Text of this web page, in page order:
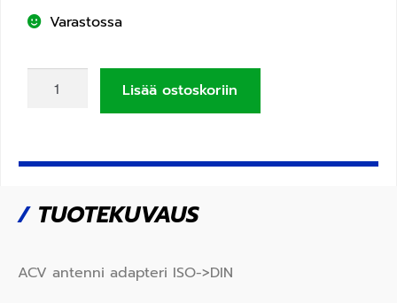
Varastossa
Lisää ostoskoriin
/TUOTEKUVAUS
ACV antenni adapteri ISO->DIN